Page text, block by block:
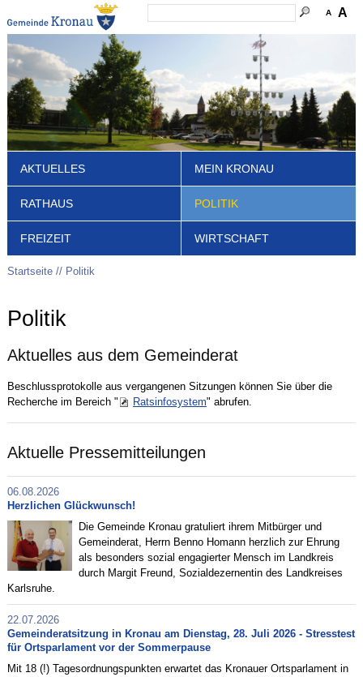
A A
AKTUELLES MEIN KRONAU
RATHAUS POLITIK
FREIZEIT WIRTSCHAFT
Startseite Politik
Politik
Aktuelles aus dem Gemeinderat
Beschlussprotokolle aus vergangenen Sitzungen können Sie über die
Recherche im Bereich "
Ratsinfosystem" abrufen.
Aktuelle Pressemitteilungen
06.08.2026
Herzlichen Glückwunsch!
Die Gemeinde Kronau gratuliert ihrem Mitbürger und
Gemeinderat, Herrn Benno Homann herzlich zur Ehrung
als besonders sozial engagierter Mensch im Landkreis
durch Margit Freund, Sozialdezernentin des Landkreises
Karlsruhe.
22.07.2026
Gemeinderatsitzung in Kronau am Dienstag, 28. Juli 2026 - Stresstest
für Ortsparlament vor der Sommerpause
Mit 18 (!) Tagesordnungspunkten erwartet das Kronauer Ortsparlament in